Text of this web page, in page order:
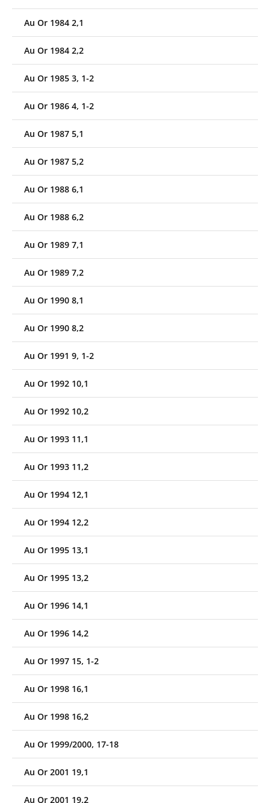
Au Or 1984 2,1
Au Or 1984 2,2
Au Or 1985 3, 1-2
Au Or 1986 4, 1-2
Au Or 1987 5,1
Au Or 1987 5,2
Au Or 1988 6,1
Au Or 1988 6,2
Au Or 1989 7,1
Au Or 1989 7,2
Au Or 1990 8,1
Au Or 1990 8,2
Au Or 1991 9, 1-2
Au Or 1992 10,1
Au Or 1992 10,2
Au Or 1993 11,1
Au Or 1993 11,2
Au Or 1994 12,1
Au Or 1994 12,2
Au Or 1995 13,1
Au Or 1995 13,2
Au Or 1996 14,1
Au Or 1996 14,2
Au Or 1997 15, 1-2
Au Or 1998 16,1
Au Or 1998 16,2
Au Or 1999/2000, 17-18
Au Or 2001 19,1
Au Or 2001 19,2